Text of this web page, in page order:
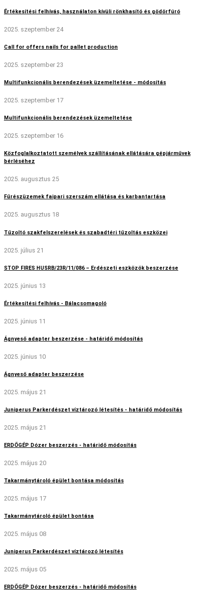
Értékesítési felhívás, használaton kívüli rönkhasító és gödörfúró
2025. szeptember 24
Call for offers nails for pallet production
2025. szeptember 23
Multifunkcionális berendezések üzemeltetése - módosítás
2025. szeptember 17
Multifunkcionális berendezések üzemeltetése
2025. szeptember 16
Közfoglalkoztatott személyek szállításának ellátására gépjárművek
bérléséhez
2025. augusztus 25
Fűrészüzemek faipari szerszám ellátása és karbantartása
2025. augusztus 18
Tűzoltó szakfelszerelések és szabadtéri tűzoltás eszközei
2025. július 21
STOP FIRES HUSRB/23R/11/086 – Erdészeti eszközök beszerzése
2025. június 13
Értékesítési felhívás - Bálacsomagoló
2025. június 11
Ágnyeső adapter beszerzése - határidő módosítás
2025. június 10
Ágnyeső adapter beszerzése
2025. május 21
Juniperus Parkerdészet víztározó létesítés - határidő módosítás
2025. május 21
ERDŐGÉP Dózer beszerzés - határidő módosítás
2025. május 20
Takarmánytároló épület bontása módosítás
2025. május 17
Takarmánytároló épület bontása
2025. május 08
Juniperus Parkerdészet víztározó létesítés
2025. május 05
ERDŐGÉP Dózer beszerzés - határidő módosítás